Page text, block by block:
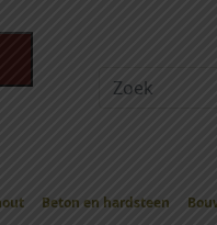
Beton en hardsteen
Ringnagels onbehandeld